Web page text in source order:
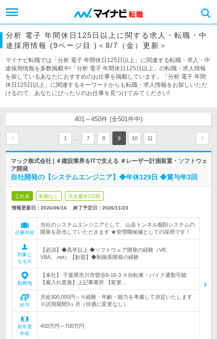
分析 電子 年間休日125日以上に関する求人・転職・中
途採用情報 (9ページ目 )＜8/7（金）更新＞
マイナビ転職では「分析 電子 年間休日125日以上」に関連する転職・求人・中
途採用情報を多数掲載中!「分析 電子 年間休日125日以上」の転職・求人情報
を探しているあなたにおすすめのお仕事を掲載しています。「分析 電子 年間
休日125日以上」に関連するキーワードからも転職・求人情報をお探しいただ
けるので、あなたにぴったりのお仕事を見つけてみてください!
401～450件 (全501件中)
1 7 8 9 10 11
マック株式会社 | ＃建設業界をITで支える ＃レーザー計測装置・ソフトウェ
ア開発
自社開発の【システムエンジニア】◆年休129日 ◆賞与年3回
正社員 転勤なし 完全週休2日制
情報更新日：2026/06/16 終了予定日： 2026/11/23
仕事内容
当社のシステムエンジニアとして、山岳トンネル掘削システムの
開発を担当していただきます ★管理職候補としての採用です！
対象と
なる方
【必須】◆高卒以上 ◆ソフトウェア開発の経験（VB、
VBA、.net）【歓迎】◆制御系開発の経験
勤務地
【本社】 千葉県市川市曽谷8-16-3 ※自転車・バイク通勤可能
【雇入れ直後】上記事業所 【変更…
給与
月給300,000円～※経験・年齢・能力を考慮して決定いたします
※試用期間3ヶ月（待遇に変更なし）
初年度
年収
450万円～700万円